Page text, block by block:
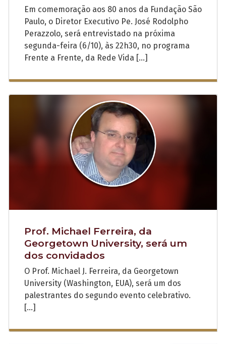
Em comemoração aos 80 anos da Fundação São
Paulo, o Diretor Executivo Pe. José Rodolpho
Perazzolo, será entrevistado na próxima
segunda-feira (6/10), às 22h30, no programa
Frente a Frente, da Rede Vida […]
Prof. Michael Ferreira, da
Georgetown University, será um
dos convidados
O Prof. Michael J. Ferreira, da Georgetown
University (Washington, EUA), será um dos
palestrantes do segundo evento celebrativo.
[…]